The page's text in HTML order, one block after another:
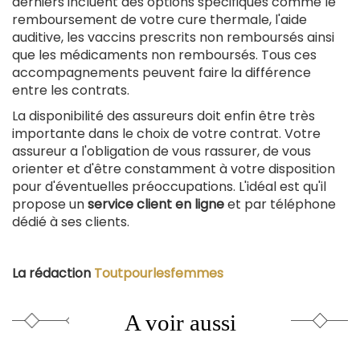
remboursement de votre cure thermale, l'aide
auditive, les vaccins prescrits non remboursés ainsi
que les médicaments non remboursés. Tous ces
accompagnements peuvent faire la différence
entre les contrats.
La disponibilité des assureurs doit enfin être très
importante dans le choix de votre contrat. Votre
assureur a l'obligation de vous rassurer, de vous
orienter et d'être constamment à votre disposition
pour d'éventuelles préoccupations. L'idéal est qu'il
propose unservice client en ligneet par téléphone
dédié à ses clients.
La rédaction Toutpourlesfemmes
A voir aussi